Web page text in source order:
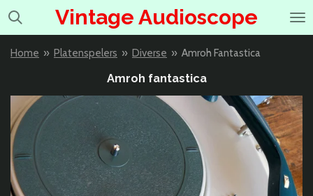
Ga
de
Vintage Audioscope
Home » Platenspelers » Diverse » Amroh Fantastica
Amroh fantastica